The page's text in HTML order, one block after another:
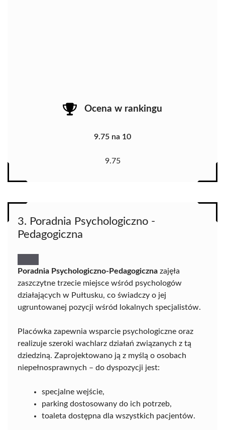
Ocena w rankingu
9.75 na 10
9.75
3. Poradnia Psychologiczno -
Pedagogiczna
Poradnia Psychologiczno-Pedagogiczna zajęła
zaszczytne trzecie miejsce wśród psychologów
działających w Pułtusku, co świadczy o jej
ugruntowanej pozycji wśród lokalnych specjalistów.
Placówka zapewnia wsparcie psychologiczne oraz
realizuje szeroki wachlarz działań związanych z tą
dziedziną. Zaprojektowano ją z myślą o osobach
niepełnosprawnych – do dyspozycji jest:
specjalne wejście,
parking dostosowany do ich potrzeb,
toaleta dostępna dla wszystkich pacjentów.